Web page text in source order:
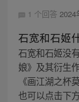
1 个回答 2024
石宽和石姬
石宽和石姬没
娘》及其衍生
《画江湖之杯
也可以点击下